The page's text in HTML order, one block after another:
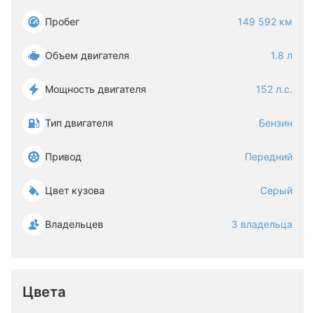
Пробег 149 592 км
Объем двигателя 1.8 л
Мощность двигателя 152 л.с.
Тип двигателя Бензин
Привод Передний
Цвет кузова Серый
Владельцев 3 владельца
Цвета